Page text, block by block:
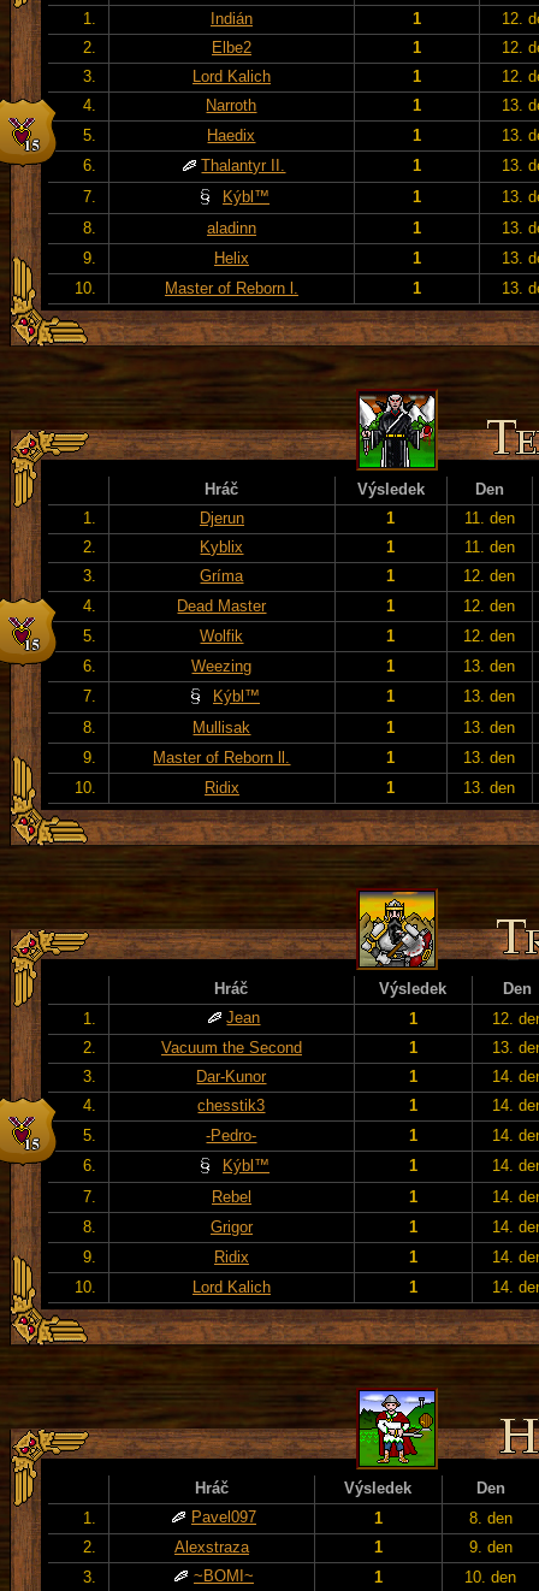
1.
Indián 1
12.
2.
Elbe2 1
12.
3.
Lord Kalich 1
12.
4.
Narroth 1
13.
5.
Haedix 1
13.
6.
Thalantyr II. 1
13.
7.
Kýbl™ 1
13.
8.
aladinn 1
13.
9.
Helix 1
13.
10.
Master of Reborn l. 1 13.
Hráč Výsledek
Den
1.
Djerun 1
11. den
2.
Kyblix 1
11. den
3.
Gríma 1
12. den
4.
Dead Master 1
12. den
5.
Wolfik 1
12. den
6.
Weezing 1
13. den
7.
Kýbl™ 1
13. den
8.
Mullisak 1
13. den
9.
Master of Reborn ll. 1
13. den
10.
Ridix 1 13. den
Hráč Výsledek
Den
1.
Jean 1
12.
2.
Vacuum the Second 1
13.
3.
Dar-Kunor 1
14.
4.
chesstik3 1
14.
5.
-Pedro- 1
14.
6.
Kýbl™ 1
14.
7.
Rebel 1
14.
8.
Grigor 1
14.
9.
Ridix 1
14.
10.
Lord Kalich 1 14.
Hráč Výsledek
Den
1.
Pavel097 1
8. den
2.
Alexstraza 1
9. den
3.
~BOMI~ 1
10. den